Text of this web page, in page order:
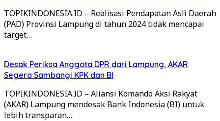
TOPIKINDONESIA.ID – Realisasi Pendapatan Asli Daerah
(PAD) Provinsi Lampung di tahun 2024 tidak mencapai
target…
Desak Periksa Anggota DPR dari Lampung, AKAR
Segera Sambangi KPK dan BI
TOPIKINDONESIA.ID – Aliansi Komando Aksi Rakyat
(AKAR) Lampung mendesak Bank Indonesia (BI) untuk
lebih transparan…